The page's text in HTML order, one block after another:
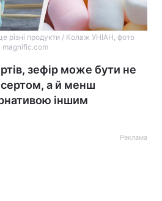
різні продукти / Колаж УНIАН, фото
magnific.com
зефір може бути не
а й менш
іншим
Реклама